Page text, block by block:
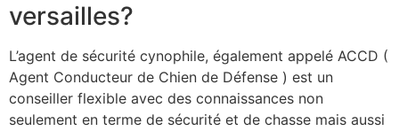
versailles?
L’agent de sécurité cynophile, également appelé ACCD (
Agent Conducteur de Chien de Défense ) est un
conseiller flexible avec des connaissances non
seulement en terme de sécurité et de chasse mais aussi